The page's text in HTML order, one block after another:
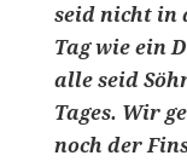
seid nicht in
Tag wie ein
alle seid
Tages. Wir
noch der